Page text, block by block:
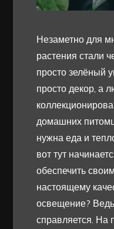
Незаметно для
растения стали
просто зелёный
просто декор, а
домашних
нужна еда и
вот тут
обеспечить
настоящему
освещение?
справляется. На